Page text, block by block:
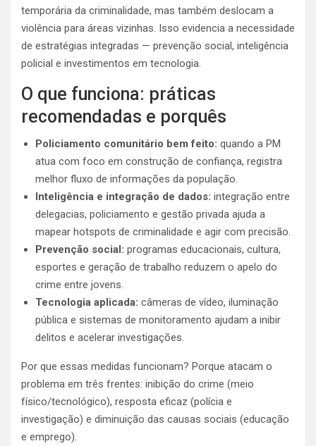
temporária da criminalidade, mas também deslocam a
violência para áreas vizinhas. Isso evidencia a necessidade
de estratégias integradas — prevenção social, inteligência
policial e investimentos em tecnologia.
O que funciona: práticas
recomendadas e porquês
Policiamento comunitário bem feito: quando a PM
atua com foco em construção de confiança, registra
melhor fluxo de informações da população.
Inteligência e integração de dados: integração entre
delegacias, policiamento e gestão privada ajuda a
mapear hotspots de criminalidade e agir com precisão.
Prevenção social: programas educacionais, cultura,
esportes e geração de trabalho reduzem o apelo do
crime entre jovens.
Tecnologia aplicada: câmeras de vídeo, iluminação
pública e sistemas de monitoramento ajudam a inibir
delitos e acelerar investigações.
Por que essas medidas funcionam? Porque atacam o
problema em três frentes: inibição do crime (meio
físico/tecnológico), resposta eficaz (polícia e
investigação) e diminuição das causas sociais (educação
e emprego).